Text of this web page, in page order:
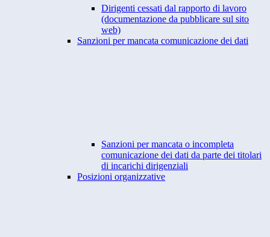
Dirigenti cessati dal rapporto di lavoro
(documentazione da pubblicare sul sito
web)
Sanzioni per mancata comunicazione dei dati
Sanzioni per mancata o incompleta
comunicazione dei dati da parte dei titolari
di incarichi dirigenziali
Posizioni organizzative